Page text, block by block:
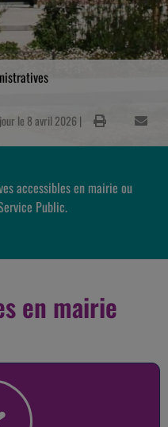
le 8 avril 2026 |
accessibles en mairie ou
Public.
en mairie